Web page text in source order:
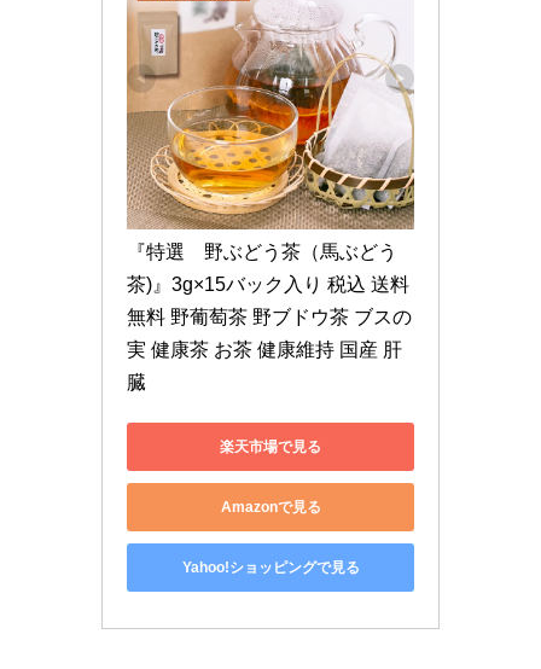
『特選　野ぶどう茶（馬ぶどう
茶)』3g×15バック入り 税込 送料
無料 野葡萄茶 野ブドウ茶 ブスの
実 健康茶 お茶 健康維持 国産 肝
臓
楽天市場で見る
Amazonで見る
Yahoo!ショッピングで見る